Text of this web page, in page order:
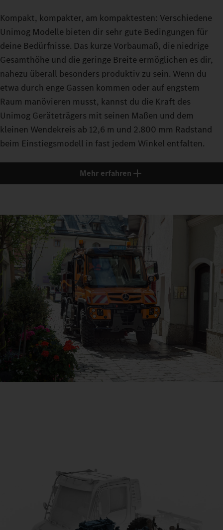
Kompakt, kompakter, am kompaktesten: Verschiedene
Unimog Modelle bieten dir sehr gute Bedingungen für
deine Bedürfnisse. Das kurze Vorbaumaß, die niedrige
Gesamthöhe und die geringe Breite ermöglichen es dir,
nahezu überall besonders produktiv zu sein. Wenn du
etwa durch enge Gassen kommen oder auf engstem
Raum manövieren musst, kannst du die Kraft des
Unimog Geräteträgers mit seinen Maßen und dem
kleinen Wendekreis ab 12,6 m und 2.800 mm Radstand
beim Einstiegsmodell in fast jedem Winkel entfalten.
Mehr erfahren